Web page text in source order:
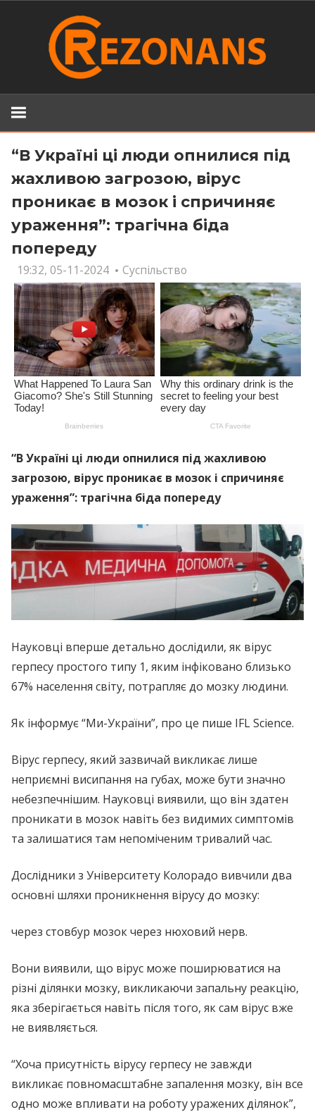
“В Україні ці люди опнилися під
жахливою загрозою, вірус
проникає в мозок і спричиняє
ураження”: трагічна біда
попереду
19:32, 05-11-2024 Суспільство
“В Україні ці люди опнилися під жахливою
загрозою, вірус проникає в мозок і спричиняє
ураження”: трагічна біда попереду
Науковці вперше детально дослідили, як вірус
герпесу простого типу 1, яким інфіковано близько
67% населення світу, потрапляє до мозку людини.
Як інформує “Ми-України”, про це пише IFL Science.
Вірус герпесу, який зазвичай викликає лише
неприємні висипання на губах, може бути значно
небезпечнішим. Науковці виявили, що він здатен
проникати в мозок навіть без видимих симптомів
та залишатися там непоміченим тривалий час.
Дослідники з Університету Колорадо вивчили два
основні шляхи проникнення вірусу до мозку:
через стовбур мозок через нюховий нерв.
Вони виявили, що вірус може поширюватися на
різні ділянки мозку, викликаючи запальну реакцію,
яка зберігається навіть після того, як сам вірус вже
не виявляється.
“Хоча присутність вірусу герпесу не завжди
викликає повномасштабне запалення мозку, він все
одно може впливати на роботу уражених ділянок”,